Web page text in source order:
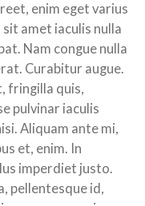
enim eget varius
amet iaculis nulla
Nam congue nulla
Curabitur augue.
fringilla quis,
pulvinar iaculis
Aliquam ante mi,
et, enim. In
imperdiet justo.
pellentesque id,